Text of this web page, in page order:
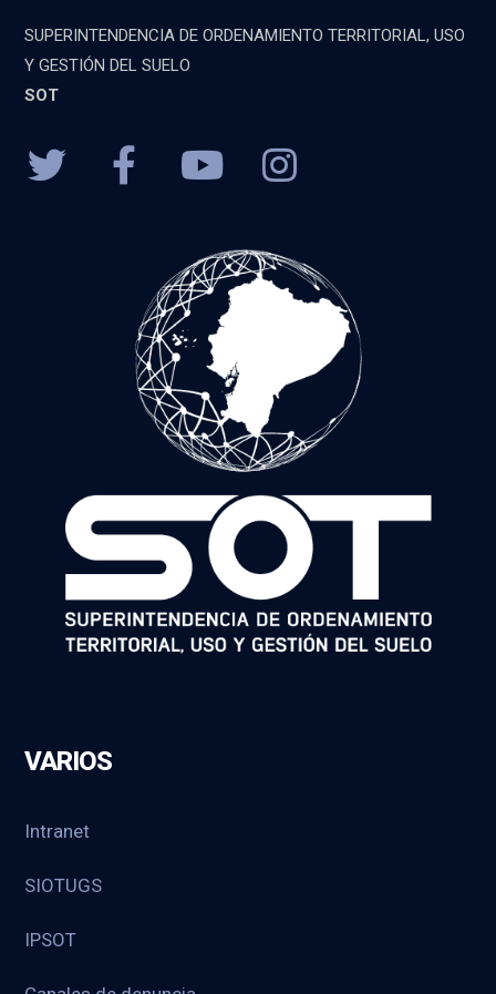
SUPERINTENDENCIA DE ORDENAMIENTO TERRITORIAL, USO
Y GESTIÓN DEL SUELO
SOT
VARIOS
Intranet
SIOTUGS
IPSOT